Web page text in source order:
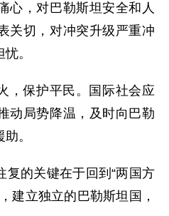
心，对巴勒斯坦安全和人
关切，对冲突升级严重冲
。
，保护平民。国际社会应
动局势降温，及时向巴勒
。
复的关键在于回到“两国方
建立独立的巴勒斯坦国，